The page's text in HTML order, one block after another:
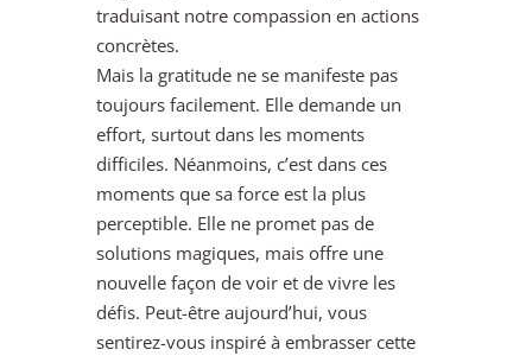
traduisant notre compassion en actions
concrètes.
Mais la gratitude ne se manifeste pas
toujours facilement. Elle demande un
effort, surtout dans les moments
difficiles. Néanmoins, c’est dans ces
moments que sa force est la plus
perceptible. Elle ne promet pas de
solutions magiques, mais offre une
nouvelle façon de voir et de vivre les
défis. Peut-être aujourd’hui, vous
sentirez-vous inspiré à embrasser cette